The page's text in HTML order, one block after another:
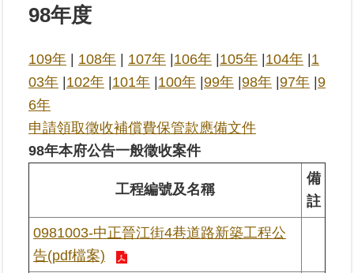
公
告
訊
業
務
專
區
查
詢
98年度
109年 108年 107年 106年 105年 104年 1
03年 102年 101年 100年 99年 98年 97年 9
6年
申請領取徵收補償費保管款應備文件
98年本府公告一般徵收案件
工程編號及名稱
備
註
0981003-中正晉江街4巷道路新築工程公
告(pdf檔案)